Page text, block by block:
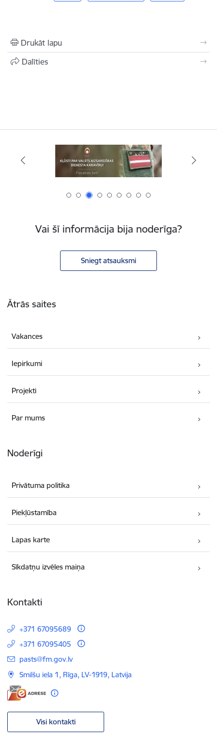
Drukāt lapu
Dalīties
Vai šī informācija bija noderīga?
Sniegt atsauksmi
Ātrās saites
Vakances
Iepirkumi
Projekti
Par mums
Noderīgi
Privātuma politika
Piekļūstamība
Lapas karte
Sīkdatņu izvēles maiņa
Kontakti
+371 67095689
+371 67095405
E-pasts:
pasts@fm.gov.lv
Smilšu iela 1, Rīga, LV-1919, Latvija
Visi kontakti